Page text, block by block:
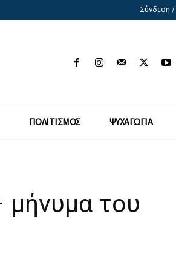
Σύνδεση
ΠΟΛΙΤΙΣΜΟΣ ΨΥΧΑΓΩΓΙΑ
μήνυμα του